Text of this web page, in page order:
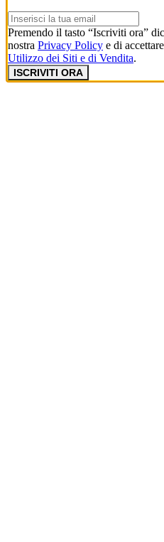
Premendo il tasto “Iscriviti ora”
nostra Privacy Policy e di
Utilizzo dei Siti e di Vendita.
ISCRIVITI ORA